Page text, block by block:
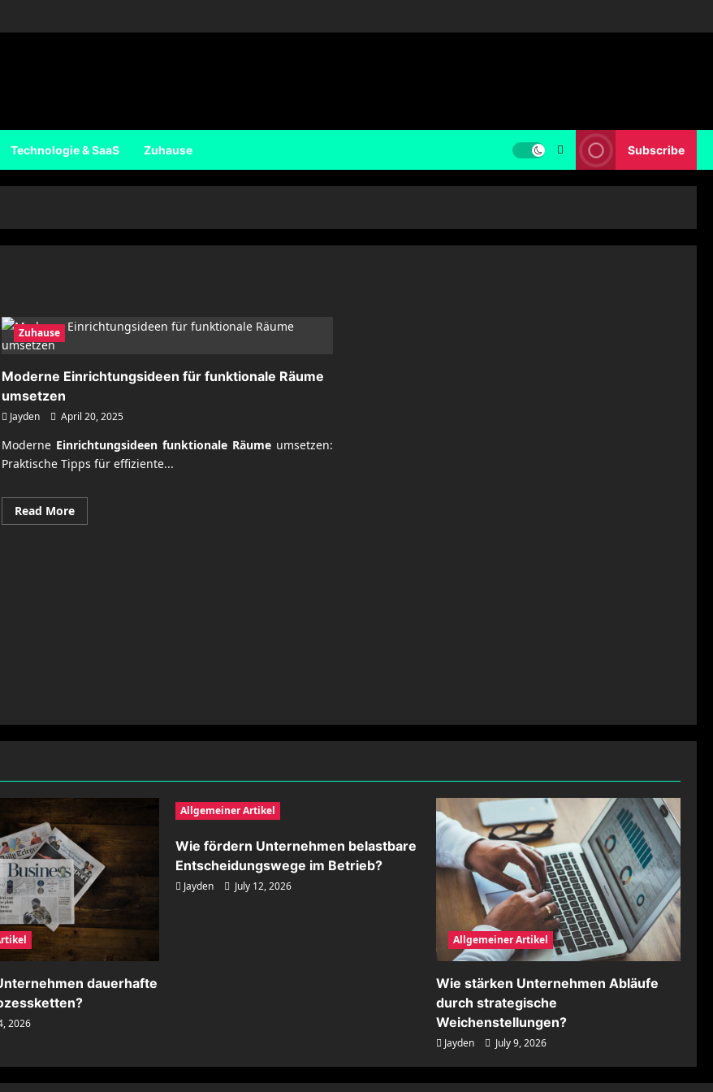
Technologie & SaaS Zuhause Subscribe
Zuhause
Moderne Einrichtungsideen für funktionale Räume
umsetzen
Jayden April 20, 2025
Moderne Einrichtungsideen funktionale Räumeumsetzen:
Praktische Tipps für effiziente...
Read MoreRead
more
dauerhafte
2026
Allgemeiner Artikel
Wie fördern Unternehmen belastbare
Entscheidungswege im Betrieb?
Jayden July 12, 2026
Allgemeiner Artikel
Wie stärken Unternehmen Abläufe
durch strategische
Weichenstellungen?
Jayden July 9, 2026